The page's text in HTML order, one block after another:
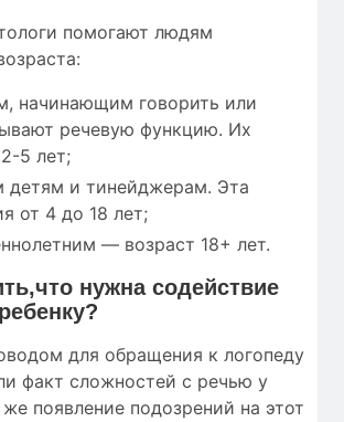
помогают людям
начинающим говорить или
речевую функцию. Их
5 лет;
детям и тинейджерам. Эта
от 4 до 18 лет;
— возраст 18+ лет.
нужна содействие
для обращения к логопеду
факт сложностей с речью у
появление подозрений на этот